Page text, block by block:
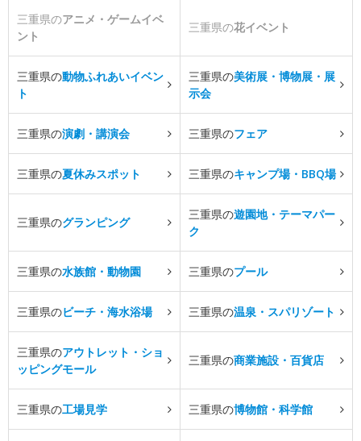
三重県のアニメ・ゲームイベ
ント
三重県の花イベント
三重県の動物ふれあいイベン
ト
三重県の美術展・博物展・展
示会
三重県の演劇・講演会 三重県のフェア
三重県の夏休みスポット 三重県のキャンプ場・BBQ場
三重県のグランピング
三重県の遊園地・テーマパー
ク
三重県の水族館・動物園 三重県のプール
三重県のビーチ・海水浴場 三重県の温泉・スパリゾート
三重県のアウトレット・ショ
ッピングモール
三重県の商業施設・百貨店
三重県の工場見学 三重県の博物館・科学館